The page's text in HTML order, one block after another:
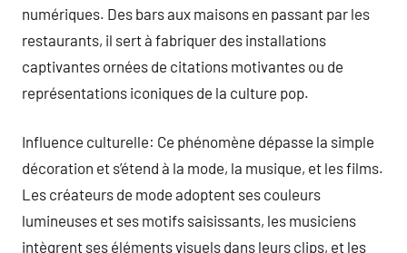
numériques. Des bars aux maisons en passant par les
restaurants, il sert à fabriquer des installations
captivantes ornées de citations motivantes ou de
représentations iconiques de la culture pop.
Influence culturelle: Ce phénomène dépasse la simple
décoration et s’étend à la mode, la musique, et les films.
Les créateurs de mode adoptent ses couleurs
lumineuses et ses motifs saisissants, les musiciens
intègrent ses éléments visuels dans leurs clips, et les